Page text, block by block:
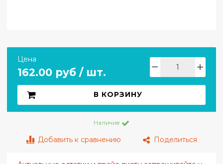
Цена
162.00 руб / шт.
В КОРЗИНУ
Наличие
Добавить к сравнению Поделиться